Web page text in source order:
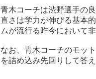
青木コーチは渋野選手の
直さは学力が伸びる基本
ムが流行る昨今において
なお、青木コーチのモッ
を詰め込み先回りして答